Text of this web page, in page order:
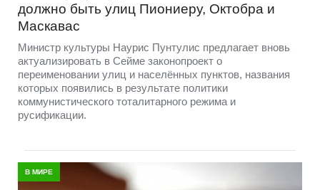
должно быть улиц Пиониеру, Октобра и
Маскавас
Министр культуры Наурис Пунтулис предлагает вновь
актуализировать в Сейме законопроект о
переименовании улиц и населённых пунктов, названия
которых появились в результате политики
коммунистического тоталитарного режима и
русификации.
В МИРЕ